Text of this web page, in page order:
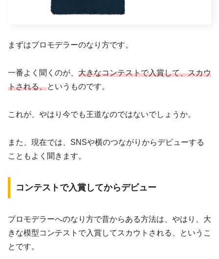
まずはプロモデラーのなり方です。
一番よく聞くのが、 大きなコンテストで入賞して、スカウ
トされる、というものです。
これが、やはり今でも王道なのではないでしょうか。
また、現在では、SNSや横のつながりからデビューする
こともよく聞きます。
コンテストで入賞してからデビュー
プロモデラーへのなり方で昔からある方法は、やはり、大
きな模型コンテストで入賞してスカウトされる、というこ
とです。